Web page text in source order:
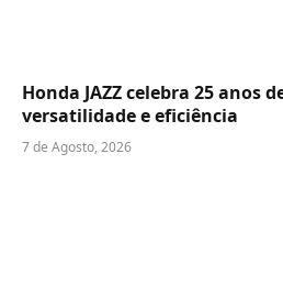
Honda JAZZ celebra 25 anos
versatilidade e eficiência
7 de Agosto, 2026